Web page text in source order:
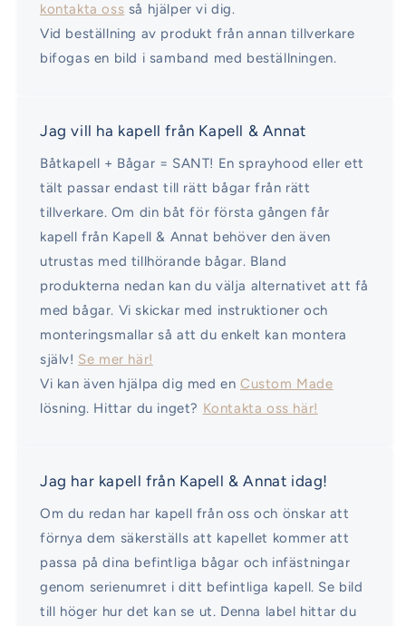
kontakta oss så hjälper vi dig.
Vid beställning av produkt från annan tillverkare
bifogas en bild i samband med beställningen.
Jag vill ha kapell från Kapell & Annat
Båtkapell + Bågar = SANT! En sprayhood eller ett
tält passar endast till rätt bågar från rätt
tillverkare. Om din båt för första gången får
kapell från Kapell & Annat behöver den även
utrustas med tillhörande bågar. Bland
produkterna nedan kan du välja alternativet att få
med bågar. Vi skickar med instruktioner och
monteringsmallar så att du enkelt kan montera
själv! Se mer här!
Vi kan även hjälpa dig med enCustom Made
lösning. Hittar du inget? Kontakta oss här!
Jag har kapell från Kapell & Annat idag!
Om du redan har kapell från oss och önskar att
förnya dem säkerställs att kapellet kommer att
passa på dina befintliga bågar och infästningar
genom serienumret i ditt befintliga kapell. Se bild
till höger hur det kan se ut. Denna label hittar du